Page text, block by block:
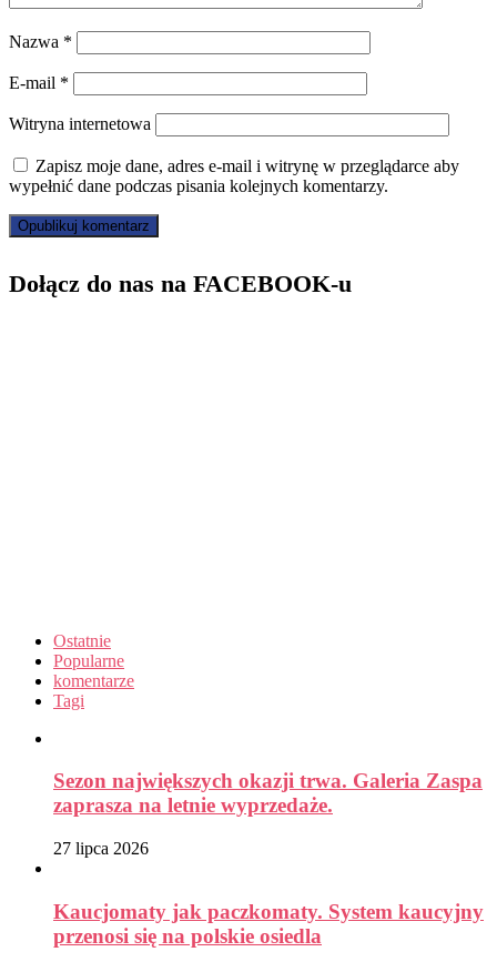
Nazwa *
E-mail *
Witryna internetowa
Zapisz moje dane, adres e-mail i witrynę w przeglądarce aby
wypełnić dane podczas pisania kolejnych komentarzy.
Dołącz do nas na FACEBOOK-u
Ostatnie
Popularne
komentarze
Tagi
Sezon największych okazji trwa. Galeria Zaspa
zaprasza na letnie wyprzedaże.
27 lipca 2026
Kaucjomaty jak paczkomaty. System kaucyjny
przenosi się na polskie osiedla